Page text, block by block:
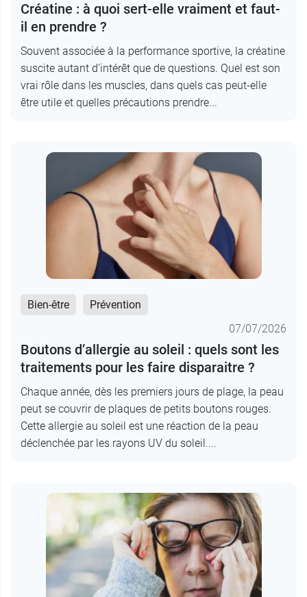
Créatine : à quoi sert-elle vraiment et faut-
il en prendre ?
Souvent associée à la performance sportive, la créatine
suscite autant d’intérêt que de questions. Quel est son
vrai rôle dans les muscles, dans quels cas peut-elle
être utile et quelles précautions prendre...
Bien-être
Prévention
07/07/2026
Boutons d’allergie au soleil : quels sont les
traitements pour les faire disparaitre ?
Chaque année, dès les premiers jours de plage, la peau
peut se couvrir de plaques de petits boutons rouges.
Cette allergie au soleil est une réaction de la peau
déclenchée par les rayons UV du soleil....